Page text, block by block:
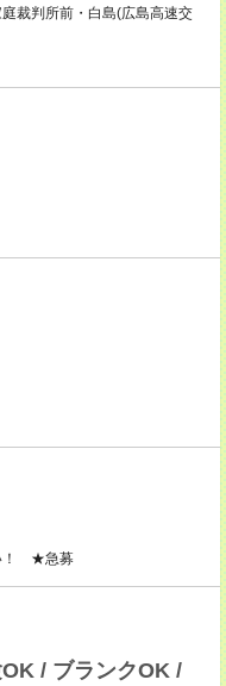
裁判所前・白島(広島高速交
！ ★急募
/ ブランクOK /